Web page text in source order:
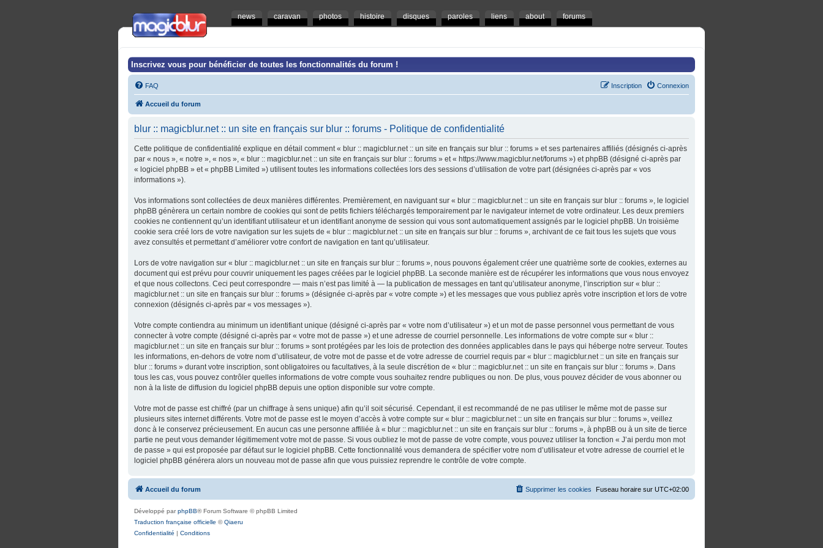
news caravan photos histoire disques paroles liens about forums
Inscrivez vous pour bénéficier de toutes les fonctionnalités du forum !
FAQ Connexion
Inscription
Accueil du forum
blur :: magicblur.net :: un site en français sur blur :: forums - Politique de confidentialité
Cette politique de confidentialité explique en détail comment « blur :: magicblur.net :: un site en français sur blur :: forums » et ses partenaires affiliés (désignés ci-après
par « nous », « notre », « nos », « blur :: magicblur.net :: un site en français sur blur :: forums » et « https://www.magicblur.net/forums ») et phpBB (désigné ci-après par
« logiciel phpBB » et « phpBB Limited ») utilisent toutes les informations collectées lors des sessions d’utilisation de votre part (désignées ci-après par « vos
informations »).
Vos informations sont collectées de deux manières différentes. Premièrement, en naviguant sur « blur :: magicblur.net :: un site en français sur blur :: forums », le logiciel
phpBB génèrera un certain nombre de cookies qui sont de petits fichiers téléchargés temporairement par le navigateur internet de votre ordinateur. Les deux premiers
cookies ne contiennent qu’un identifiant utilisateur et un identifiant anonyme de session qui vous sont automatiquement assignés par le logiciel phpBB. Un troisième
cookie sera créé lors de votre navigation sur les sujets de « blur :: magicblur.net :: un site en français sur blur :: forums », archivant de ce fait tous les sujets que vous
avez consultés et permettant d’améliorer votre confort de navigation en tant qu’utilisateur.
Lors de votre navigation sur « blur :: magicblur.net :: un site en français sur blur :: forums », nous pouvons également créer une quatrième sorte de cookies, externes au
document qui est prévu pour couvrir uniquement les pages créées par le logiciel phpBB. La seconde manière est de récupérer les informations que vous nous envoyez
et que nous collectons. Ceci peut correspondre — mais n’est pas limité à — la publication de messages en tant qu’utilisateur anonyme, l’inscription sur « blur ::
magicblur.net :: un site en français sur blur :: forums » (désignée ci-après par « votre compte ») et les messages que vous publiez après votre inscription et lors de votre
connexion (désignés ci-après par « vos messages »).
Votre compte contiendra au minimum un identifiant unique (désigné ci-après par « votre nom d’utilisateur ») et un mot de passe personnel vous permettant de vous
connecter à votre compte (désigné ci-après par « votre mot de passe ») et une adresse de courriel personnelle. Les informations de votre compte sur « blur ::
magicblur.net :: un site en français sur blur :: forums » sont protégées par les lois de protection des données applicables dans le pays qui héberge notre serveur. Toutes
les informations, en-dehors de votre nom d’utilisateur, de votre mot de passe et de votre adresse de courriel requis par « blur :: magicblur.net :: un site en français sur
blur :: forums » durant votre inscription, sont obligatoires ou facultatives, à la seule discrétion de « blur :: magicblur.net :: un site en français sur blur :: forums ». Dans
tous les cas, vous pouvez contrôler quelles informations de votre compte vous souhaitez rendre publiques ou non. De plus, vous pouvez décider de vous abonner ou
non à la liste de diffusion du logiciel phpBB depuis une option disponible sur votre compte.
Votre mot de passe est chiffré (par un chiffrage à sens unique) afin qu’il soit sécurisé. Cependant, il est recommandé de ne pas utiliser le même mot de passe sur
plusieurs sites internet différents. Votre mot de passe est le moyen d’accès à votre compte sur « blur :: magicblur.net :: un site en français sur blur :: forums », veillez
donc à le conservez précieusement. En aucun cas une personne affiliée à « blur :: magicblur.net :: un site en français sur blur :: forums », à phpBB ou à un site de tierce
partie ne peut vous demander légitimement votre mot de passe. Si vous oubliez le mot de passe de votre compte, vous pouvez utiliser la fonction « J’ai perdu mon mot
de passe » qui est proposée par défaut sur le logiciel phpBB. Cette fonctionnalité vous demandera de spécifier votre nom d’utilisateur et votre adresse de courriel et le
logiciel phpBB générera alors un nouveau mot de passe afin que vous puissiez reprendre le contrôle de votre compte.
Accueil du forum Fuseau horaire sur UTC+02:00
Supprimer les cookies
Développé parphpBB® Forum Software © phpBB Limited
Traduction française officielle ©Qiaeru
Confidentialité | Conditions